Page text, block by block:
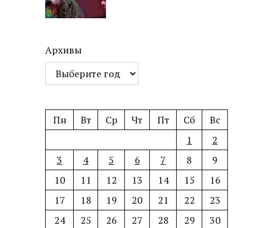
Архивы
Пн Вт Ср Чт Пт Сб
Вс
1
2
3
4 5 6 7 8
9
10
11 12 13 14 15
16
17
18 19 20 21 22
23
24
25 26 27 28 29
30